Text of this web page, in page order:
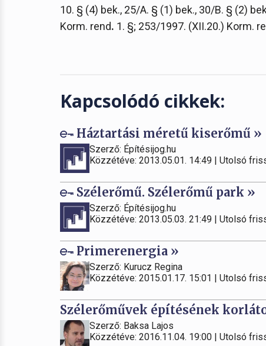
10. § (4) bek., 25/A. § (1) bek., 30/B. § (2)
Korm. rend. 1. §; 253/1997. (XII.20.) Korm.
Kapcsolódó cikkek:
Háztartási méretű kiserőmű »
Szerző: Építésijog.hu
Közzétéve: 2013.05.01. 14:49 | Utolsó
Szélerőmű. Szélerőmű park »
Szerző: Építésijog.hu
Közzétéve: 2013.05.03. 21:49 | Utolsó
Primerenergia »
Szerző: Kurucz Regina
Közzétéve: 2015.01.17. 15:01 | Utolsó
Szélerőművek építésének
Szerző: Baksa Lajos
Közzétéve: 2016.11.04. 19:00 | Utolsó